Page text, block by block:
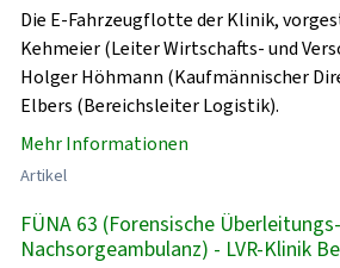
Die E-Fahrzeugflotte der Klinik,
Kehmeier (Leiter Wirtschafts- und
Holger Höhmann (Kaufmännischer
Elbers (Bereichsleiter Logistik).
Mehr Informationen
Artikel
FÜNA 63 (Forensische
Nachsorgeambulanz) - LVR-Klinik